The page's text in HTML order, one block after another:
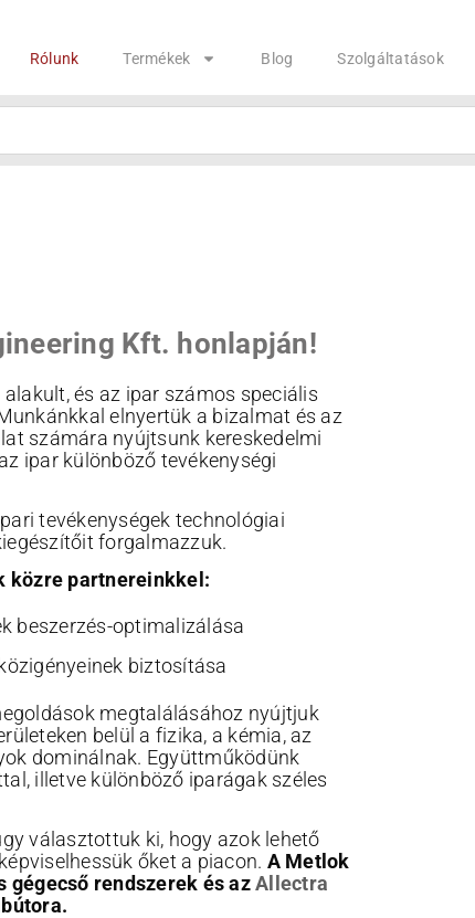
Rólunk Termékek Blog Szolgáltatások
Kft. honlapján!
alakult, és az ipar számos speciális
elnyertük a bizalmat és az
számára nyújtsunk kereskedelmi
ipar különböző tevékenységi
tevékenységek technológiai
forgalmazzuk.
közre partnereinkkel:
beszerzés-optimalizálása
biztosítása
megtalálásához nyújtjuk
belül a fizika, a kémia, az
dominálnak. Együttműködünk
illetve különböző iparágak széles
választottuk ki, hogy azok lehető
őket a piacon. A Metlok
gégecső rendszerek és azAllectra